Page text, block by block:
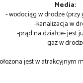
Media:
- wodociąg w drodze (przy
-kanalizacja w
-prąd na działce- jest
- gaz w
jest w